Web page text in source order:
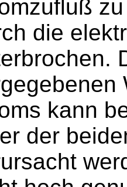
die
kann
der